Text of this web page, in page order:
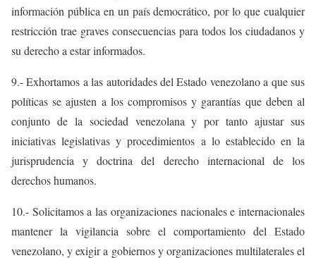
información pública en un país democrático, por lo que cualquier
restricción trae graves consecuencias para todos los ciudadanos y
su derecho a estar informados.
9.- Exhortamos a las autoridades del Estado venezolano a que sus
políticas se ajusten a los compromisos y garantías que deben al
conjunto de la sociedad venezolana y por tanto ajustar sus
iniciativas legislativas y procedimientos a lo establecido en la
jurisprudencia y doctrina del derecho internacional de los
derechos humanos.
10.- Solicitamos a las organizaciones nacionales e internacionales
mantener la vigilancia sobre el comportamiento del Estado
venezolano, y exigir a gobiernos y organizaciones multilaterales el